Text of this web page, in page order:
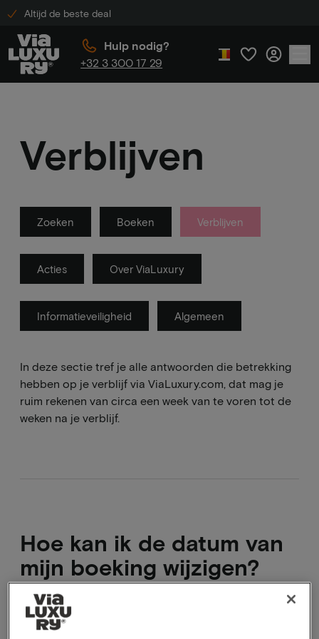
Altijd de beste deal
Hulp nodig?
+32 3 300 17 29
Verblijven
Zoeken Boeken Verblijven
Acties Over ViaLuxury
Informatieveiligheid Algemeen
In deze sectie tref je alle antwoorden die betrekking
hebben op je verblijf via ViaLuxury.com, dat mag je
ruim rekenen van circa een week van te voren tot de
weken na je verblijf.
Hoe kan ik de datum van
mijn boeking wijzigen?
Het is niet mogelijk om een reeds geboekt
arrangement aan te passen. Wat je wel kan doen is